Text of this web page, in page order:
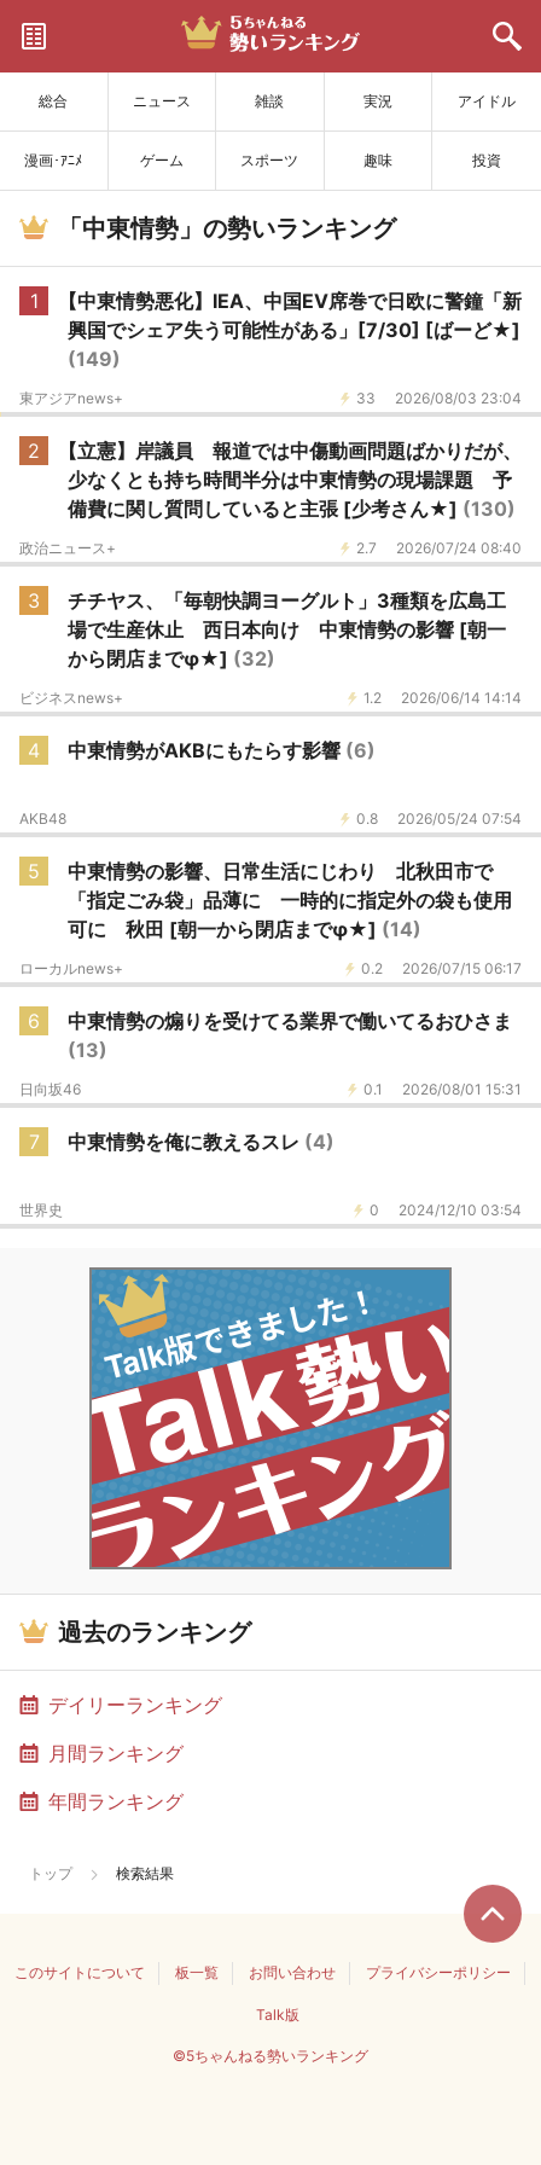
総合 ニュース 雑談 実況 アイドル
漫画･ｱﾆﾒ ゲーム スポーツ 趣味 投資
サイトを更新
「中東情勢」の勢いランキング
1
【中東情勢悪化】IEA、中国EV席巻で日欧に警鐘「新
興国でシェア失う可能性がある」[7/30] [ばーど★]
(149)
33 2026/08/03 23:04
東アジアnews+
2
【立憲】岸議員 報道では中傷動画問題ばかりだが、
少なくとも持ち時間半分は中東情勢の現場課題 予
備費に関し質問していると主張 [少考さん★] (130)
2.7 2026/07/24 08:40
政治ニュース+
3
チチヤス、「毎朝快調ヨーグルト」3種類を広島工
場で生産休止 西日本向け 中東情勢の影響 [朝一
から閉店までφ★] (32)
1.2 2026/06/14 14:14
ビジネスnews+
4 中東情勢がAKBにもたらす影響 (6)
0.8 2026/05/24 07:54
AKB48
5
中東情勢の影響、日常生活にじわり 北秋田市で
「指定ごみ袋」品薄に 一時的に指定外の袋も使用
可に 秋田 [朝一から閉店までφ★] (14)
0.2 2026/07/15 06:17
ローカルnews+
6
中東情勢の煽りを受けてる業界で働いてるおひさま
(13)
0.1 2026/08/01 15:31
日向坂46
7 中東情勢を俺に教えるスレ (4)
0 2024/12/10 03:54
世界史
過去のランキング
デイリーランキング
月間ランキング
年間ランキング
トップ 検索結果
このサイトについて 板一覧 お問い合わせ プライバシーポリシー
Talk版
©5ちゃんねる勢いランキング